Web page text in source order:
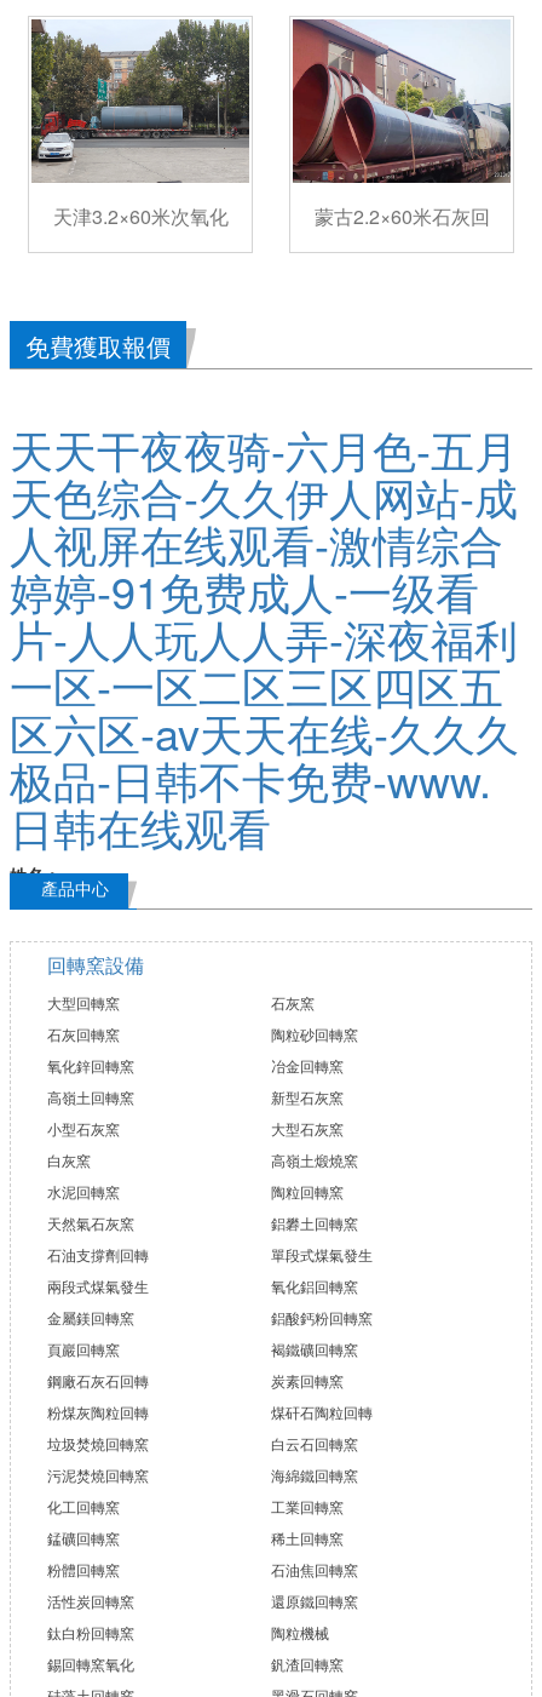
天津3.2×60米次氧化 蒙古2.2×60米石灰回
免費獲取報價
產品中心
回轉窯設備
大型回轉窯
石灰窯
石灰回轉窯
陶粒砂回轉窯
氧化鋅回轉窯
冶金回轉窯
高嶺土回轉窯
新型石灰窯
小型石灰窯
大型石灰窯
白灰窯
高嶺土煅燒窯
水泥回轉窯
陶粒回轉窯
天然氣石灰窯
鋁礬土回轉窯
石油支撐劑回轉
單段式煤氣發生
兩段式煤氣發生
氧化鋁回轉窯
金屬鎂回轉窯
鋁酸鈣粉回轉窯
頁巖回轉窯
褐鐵礦回轉窯
鋼廠石灰石回轉
炭素回轉窯
粉煤灰陶粒回轉
煤矸石陶粒回轉
垃圾焚燒回轉窯
白云石回轉窯
污泥焚燒回轉窯
海綿鐵回轉窯
化工回轉窯
工業回轉窯
錳礦回轉窯
稀土回轉窯
粉體回轉窯
石油焦回轉窯
活性炭回轉窯
還原鐵回轉窯
鈦白粉回轉窯
陶粒機械
錫回轉窯氧化
釩渣回轉窯